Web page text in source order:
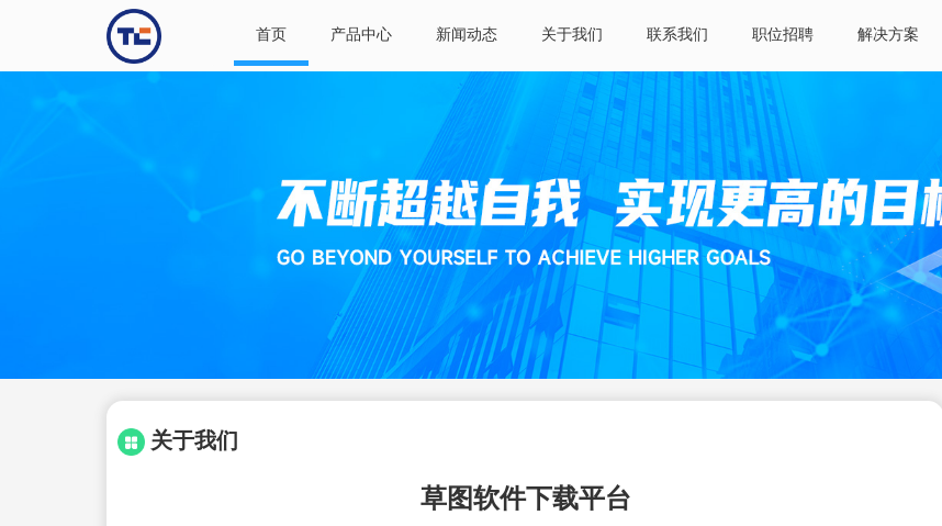
首页 产品中心 新闻动态 关于我们 联系我们 职位招聘 解决方案
关于我们
草图软件下载平台